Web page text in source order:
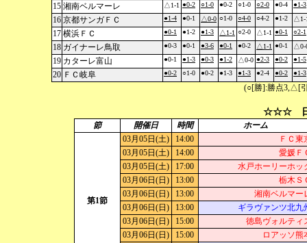
15 湘南ベルマーレ △1-1 ●0-2 ○1-0 ●0-2 ○1-0 ○2-0 ●0-4 ●1-3
16 京都サンガＦＣ ●1-4 ●0-1 △0-0 ○1-0 ○4-0 ○4-2 ●1-2 △1-
17 横浜ＦＣ ●0-1 ●1-2 ●1-3 △1-1 ○2-0 △1-1 ●0-1 ○2-1
18 ガイナーレ鳥取 ●0-3 ●0-1 ●3-6 ●0-1 ●0-2 △1-1 ●0-1 △0-
19 カターレ富山 ●0-1 ●1-3 ●0-3 ●1-2 △0-0 ●2-3 ●0-2 ●1-5
20 ＦＣ岐阜 ●0-2 ○1-0 ●0-2 ●1-3 ●1-3 ●2-4 ●0-2 ●1-3
(○[勝]:勝点3,△[
☆☆☆ 日
節 開催日 時間 ホーム
第1節
03月05日(土) 14:00
ＦＣ東
03月05日(土)
14:00
愛媛Ｆ
03月05日(土)
17:00
水戸ホーリーホッ
03月06日(日)
13:00
栃木Ｓ
03月06日(日)
13:00
湘南ベルマー
03月06日(日)
13:00
ギラヴァンツ北九
03月06日(日)
15:00
徳島ヴォルティ
03月06日(日)
15:00
ロアッソ熊